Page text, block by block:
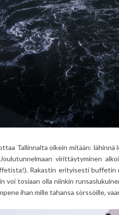
Tallinnalta oikein mitään: lähinnä
virittäytyminen
Rakastin erityisesti buffetin
voi tosiaan olla niinkin
ihan mille tahansa sörssöille,